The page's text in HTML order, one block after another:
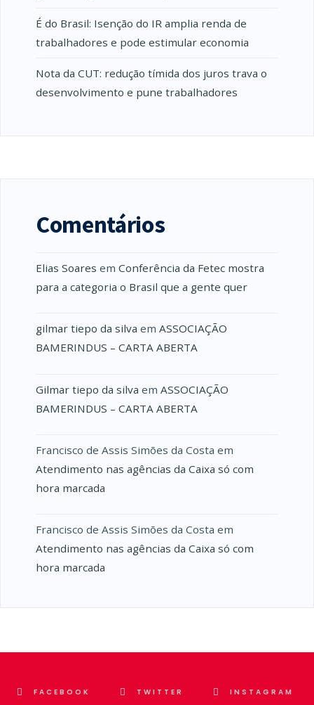
É do Brasil: Isenção do IR amplia renda de
trabalhadores e pode estimular economia
Nota da CUT: redução tímida dos juros trava o
desenvolvimento e pune trabalhadores
Comentários
Elias Soares em Conferência da Fetec mostra
para a categoria o Brasil que a gente quer
gilmar tiepo da silva em ASSOCIAÇÃO
BAMERINDUS – CARTA ABERTA
Gilmar tiepo da silva em ASSOCIAÇÃO
BAMERINDUS – CARTA ABERTA
Francisco de Assis Simões da Costa em
Atendimento nas agências da Caixa só com
hora marcada
Francisco de Assis Simões da Costa em
Atendimento nas agências da Caixa só com
hora marcada
FACEBOOK TWITTER INSTAGRAM